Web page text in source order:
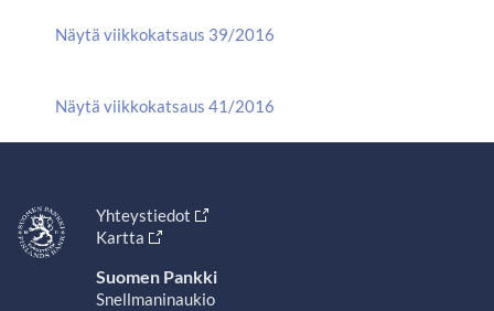
Näytä viikkokatsaus 39/2016
Näytä viikkokatsaus 41/2016
Yhteystiedot
Kartta
Suomen Pankki
Snellmaninaukio